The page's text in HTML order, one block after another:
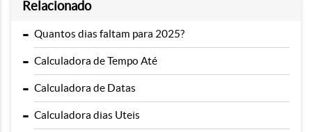
Relacionado
- Quantos dias faltam para 2025?
- Calculadora de Tempo Até
- Calculadora de Datas
- Calculadora dias Uteis